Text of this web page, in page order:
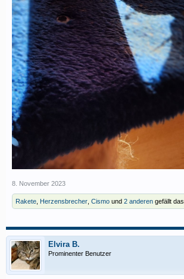
8. November 2023
Rakete Herzensbrecher Cismo und 2 anderen gefällt das.
Elvira B.
Prominenter Benutzer